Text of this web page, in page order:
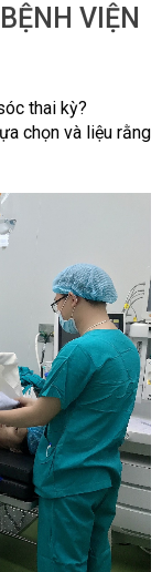
VIỆN
thai kỳ?
chọn và liệu rằng